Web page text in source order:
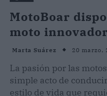
MotoBoar
moto
Marta Suárez 20 marzo,
La pasión por las
simple acto de
estilo de vida que